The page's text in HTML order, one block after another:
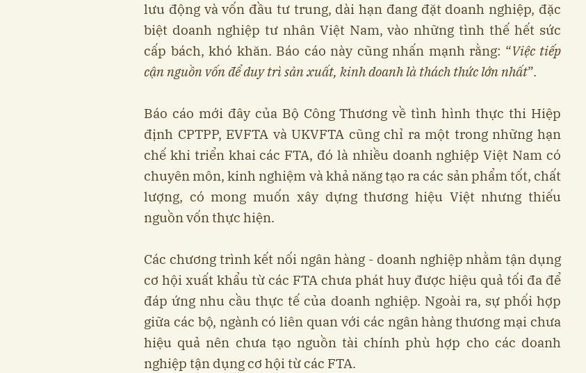
lưu động và vốn đầu tư trung, dài hạn đang đặt doanh nghiệp, đặc
biệt doanh nghiệp tư nhân Việt Nam, vào những tình thế hết sức
cấp bách, khó khăn. Báo cáo này cũng nhấn mạnh rằng: “Việc tiếp
cận nguồn vốn để duy trì sản xuất, kinh doanh là thách thức lớn nhất”.
Báo cáo mới đây của Bộ Công Thương về tình hình thực thi Hiệp
định CPTPP, EVFTA và UKVFTA cũng chỉ ra một trong những hạn
chế khi triển khai các FTA, đó là nhiều doanh nghiệp Việt Nam có
chuyên môn, kinh nghiệm và khả năng tạo ra các sản phẩm tốt, chất
lượng, có mong muốn xây dựng thương hiệu Việt nhưng thiếu
nguồn vốn thực hiện.
Các chương trình kết nối ngân hàng - doanh nghiệp nhằm tận dụng
cơ hội xuất khẩu từ các FTA chưa phát huy được hiệu quả tối đa để
đáp ứng nhu cầu thực tế của doanh nghiệp. Ngoài ra, sự phối hợp
giữa các bộ, ngành có liên quan với các ngân hàng thương mại chưa
hiệu quả nên chưa tạo nguồn tài chính phù hợp cho các doanh
nghiệp tận dụng cơ hội từ các FTA.